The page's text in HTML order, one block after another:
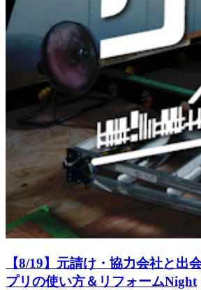
【8/19】元請け・協力会社と出
プリの使い方＆リフォームNight